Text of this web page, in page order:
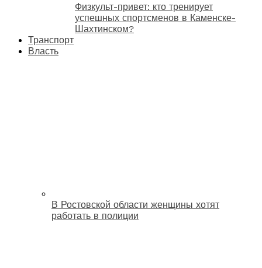
Физкульт-привет: кто тренирует
успешных спортсменов в Каменске-
Шахтинском?
Транспорт
Власть
В Ростовской области женщины хотят
работать в полиции